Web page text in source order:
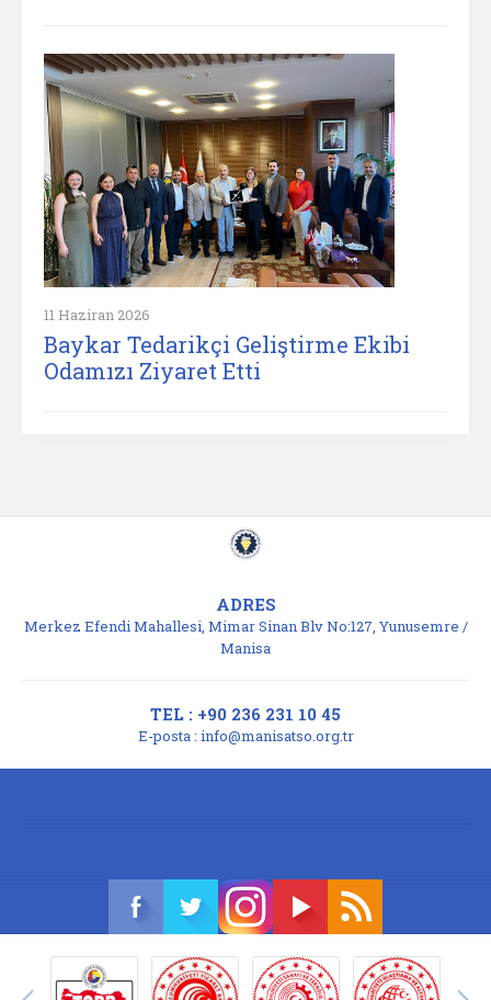
11 Haziran 2026
Baykar Tedarikçi Geliştirme Ekibi
Odamızı Ziyaret Etti
ADRES
Merkez Efendi Mahallesi, Mimar Sinan Blv No:127, Yunusemre /
Manisa
TEL : +90 236 231 10 45
E-posta : info@manisatso.org.tr